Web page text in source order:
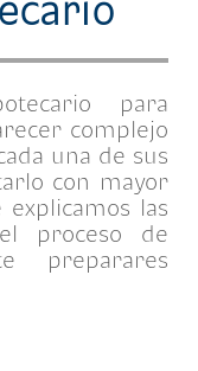
para
complejo
una de sus
con mayor
las
proceso de
preparares